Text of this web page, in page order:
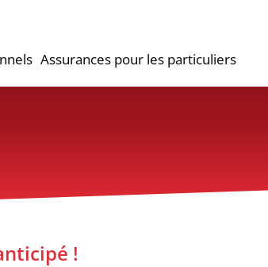
Assurances pour les particuliers
!